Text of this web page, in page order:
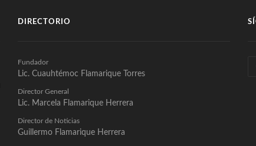
DIRECTORIO
Fundador
Lic. Cuauhtémoc Flamarique Torres
Director General
Lic. Marcela Flamarique Herrera
Director de Noticias
Guillermo Flamarique Herrera